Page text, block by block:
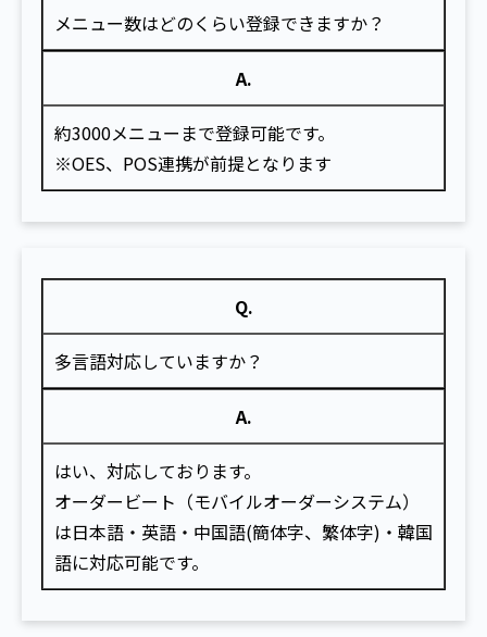
メニュー数はどのくらい登録できますか？
A.
約3000メニューまで登録可能です。
※OES、POS連携が前提となります
Q.
多言語対応していますか？
A.
はい、対応しております。
オーダービート（モバイルオーダーシステム）
は日本語・英語・中国語(簡体字、繁体字)・韓国
語に対応可能です。